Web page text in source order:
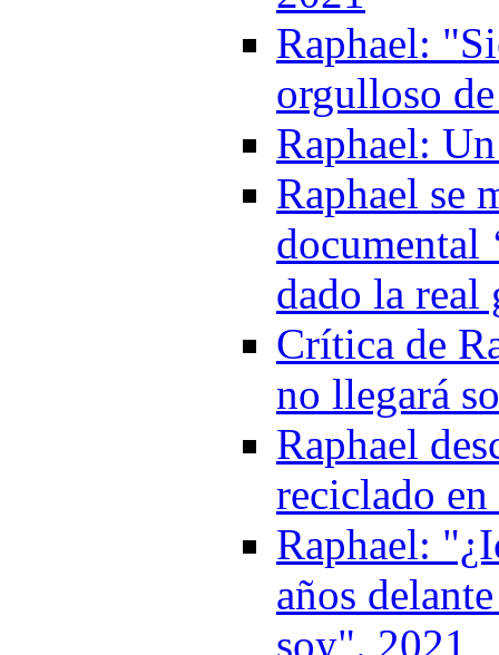
Raphael:
orgulloso
Raphael:
Raphael se
documental
dado la real
Crítica de
no llegará
Raphael
reciclado
Raphael:
años
soy". 2021